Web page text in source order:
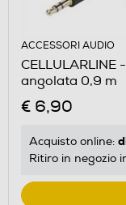
ACCESSORI AUDIO
angolata 0,9 m
€ 6,90
Acquisto online:
Ritiro in negozio